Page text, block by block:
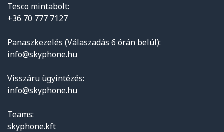
Tesco mintabolt:
+36 70 777 7127
Panaszkezelés (Válaszadás 6 órán belül):
info@skyphone.hu
Visszáru ügyintézés:
info@skyphone.hu
Teams:
skyphone.kft